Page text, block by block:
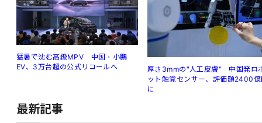
猛暑で沈む高級MPV 中国・小鵬
EV、3万台超の公式リコールへ
厚さ3mmの"人工皮膚" 中国発ロ
ット触覚センサー、評価額2400
に
最新記事